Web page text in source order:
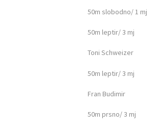
50m slobodno/ 1 mj
50m leptir/ 3 mj
Toni Schweizer
50m leptir/ 3 mj
Fran Budimir
50m prsno/ 3 mj